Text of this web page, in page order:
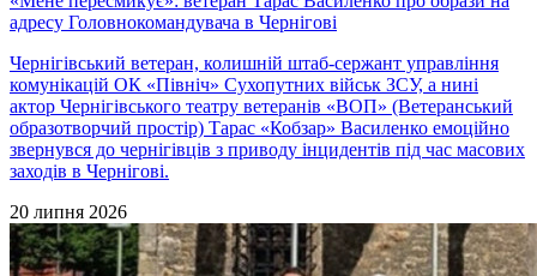
адресу Головнокомандувача в Чернігові
Чернігівський ветеран, колишній штаб-сержант управління
комунікацій ОК «Північ» Сухопутних військ ЗСУ, а нині
актор Чернігівського театру ветеранів «ВОП» (Ветеранський
образотворчий простір) Тарас «Кобзар» Василенко емоційно
звернувся до чернігівців з приводу інцидентів під час масових
заходів в Чернігові.
20 липня 2026